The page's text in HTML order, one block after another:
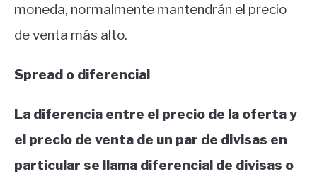
moneda, normalmente mantendrán el precio
de venta más alto.
Spread o diferencial
La diferencia entre el precio de la oferta y
el precio de venta de un par de divisas en
particular se llama diferencial de divisas o